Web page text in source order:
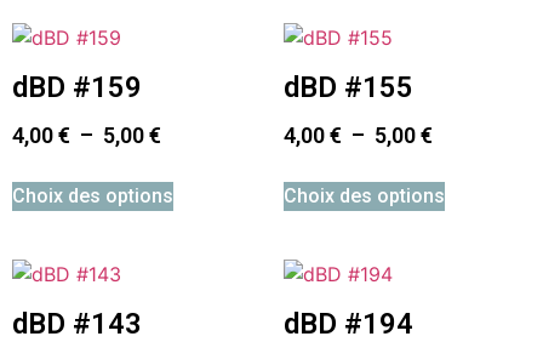
dBD #159
4,00€ – 5,00€
Choix des options
dBD #155
4,00€ – 5,00€
Choix des options
dBD #143 dBD #194